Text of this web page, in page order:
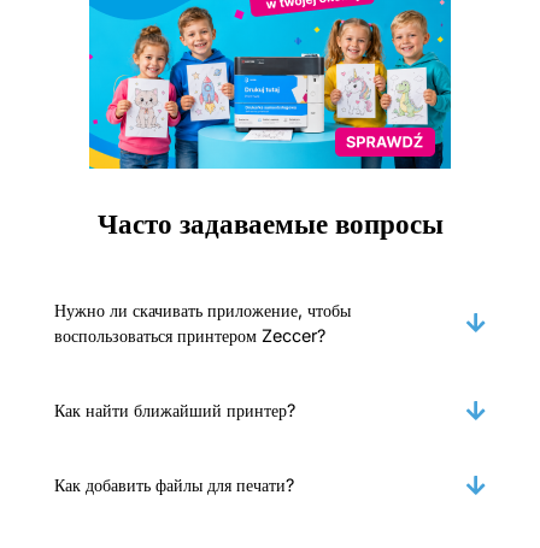
Часто задаваемые вопросы
Нужно ли скачивать приложение, чтобы
воспользоваться принтером Zeccer?
Как найти ближайший принтер?
Как добавить файлы для печати?